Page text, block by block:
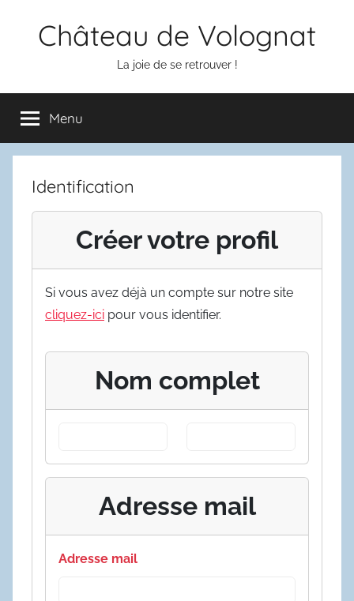
Château de Volognat
La joie de se retrouver !
Menu
Identification
Créer votre profil
Si vous avez déjà un compte sur notre site
cliquez-ici pour vous identifier.
Nom complet
Adresse mail
Adresse mail